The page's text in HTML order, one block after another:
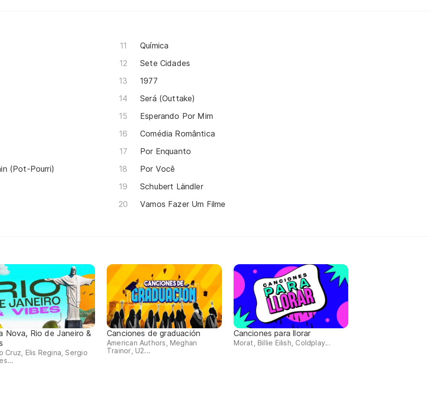
(Pot-Pourri)
Química
Sete Cidades
1977
Será (Outtake)
Esperando Por Mim
Comédia Romântica
Por Enquanto
Por Você
Schubert Ländler
Vamos Fazer Um Filme
Nova, Rio de Janeiro &
Cruz, Elis Regina, Sergio
Canciones de graduación
American Authors, Meghan
Trainor, U2...
Canciones para llorar
Morat, Billie Eilish, Coldplay…